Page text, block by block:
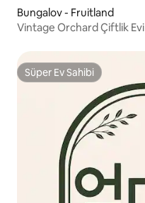
Bungalov - Fruitland
Vintage Orchard Çiftlik Evi
Süper Ev Sahibi
Süper Ev Sahibi